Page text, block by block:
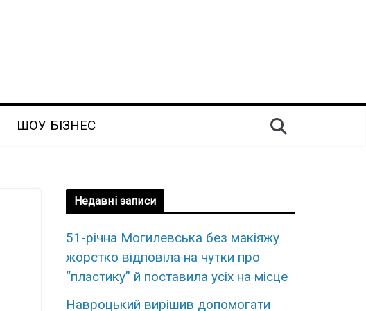
ШОУ БІЗНЕС
Недавні записи
51-річна Могилевська без макіяжу
жорстко відповіла на чутки про
“пластику” й поставила усіх на місце
Навроцький вирішив допомогати